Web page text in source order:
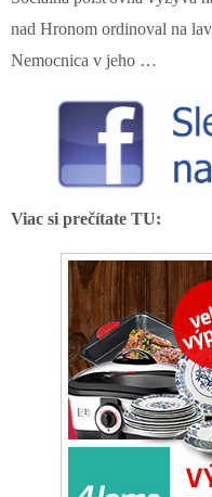
nad Hronom ordinoval na
Nemocnica v jeho …
Viac si prečítate TU: